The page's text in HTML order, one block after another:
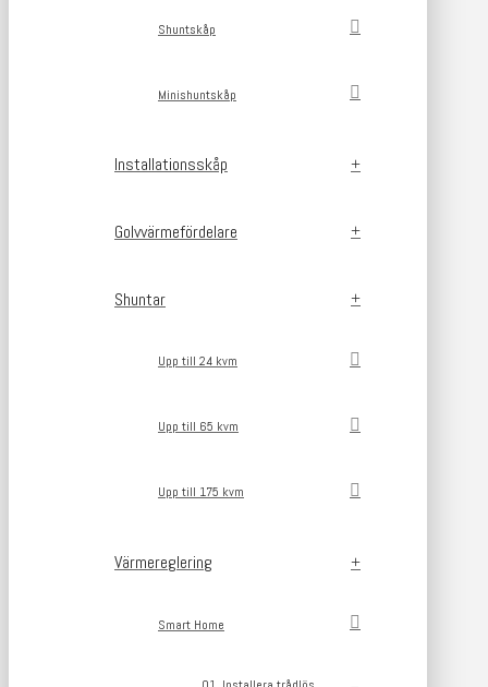
Shuntskåp
Minishuntskåp
Installationsskåp
Golvvärmefördelare
Shuntar
Upp till 24 kvm
Upp till 65 kvm
Upp till 175 kvm
Värmereglering
Smart Home